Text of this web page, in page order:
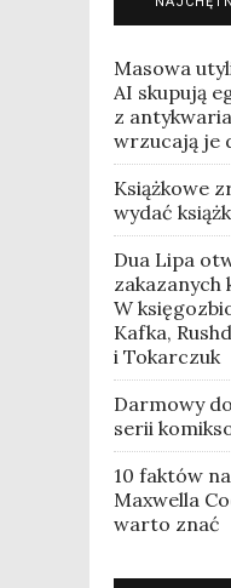
Masowa
AI skupują
z
wrzucają je
Książkowe
wydać
Dua Lipa
zakazanych
W
Kafka,
i Tokarczuk
Darmowy
serii
10 faktów
Maxwella
warto znać